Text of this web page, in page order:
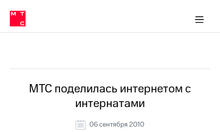
Медиа-центр
и акционерам
Устойчивое развитие
Комплаенс и деловая этика
компании
Карьера
История
компании
Руководство
в МТС
Пресс-
релизы
о технологиях
МТС поделилась интернетом с
интернатами
06 сентября 2010